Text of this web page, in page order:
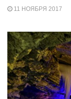
11 НОЯБРЯ 2017